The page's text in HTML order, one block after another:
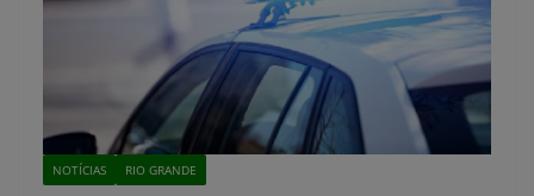
NOTÍCIAS RIO GRANDE